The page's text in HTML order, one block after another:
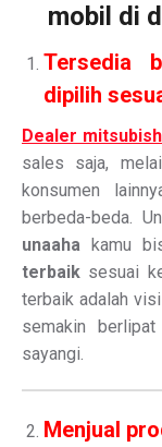
mobil di
Tersedia
dipilih
Dealer
sales saja,
konsumen
berbeda-beda.
unaaha kamu
terbaik sesuai
terbaik adalah
semakin
sayangi.
Menjual